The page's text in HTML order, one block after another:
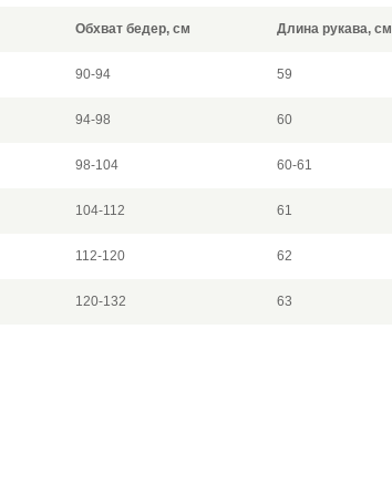
Обхват бедер, см Длина рукава, см
90-94 59
94-98 60
98-104 60-61
104-112 61
112-120 62
120-132 63